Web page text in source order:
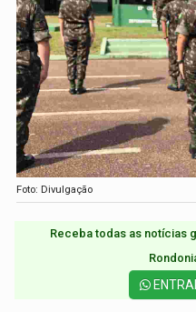
Foto: Divulgação
Receba todas as notícias